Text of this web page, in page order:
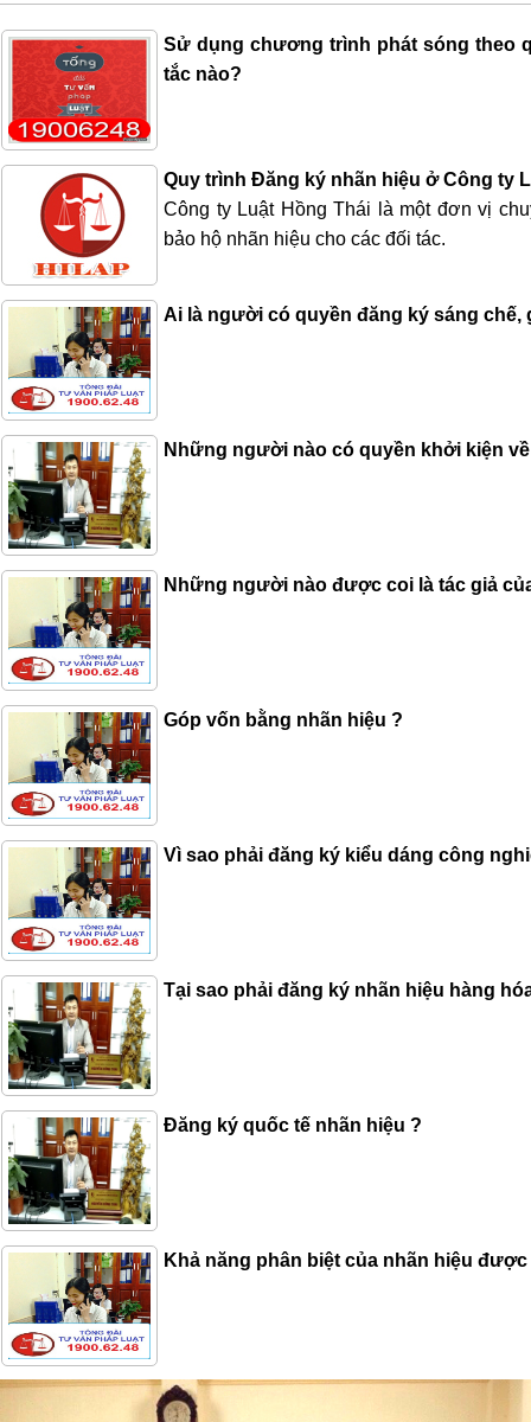
Sử dụng chương trình phát sóng theo
tắc nào?
Quy trình Đăng ký nhãn hiệu ở Công ty
Công ty Luật Hồng Thái là một đơn vị
bảo hộ nhãn hiệu cho các đối tác.
Ai là người có quyền đăng ký sáng chế,
Những người nào có quyền khởi kiện
Những người nào được coi là tác giả
Góp vốn bằng nhãn hiệu ?
Vì sao phải đăng ký kiểu dáng công
Tại sao phải đăng ký nhãn hiệu hàng
Đăng ký quốc tế nhãn hiệu ?
Khả năng phân biệt của nhãn hiệu